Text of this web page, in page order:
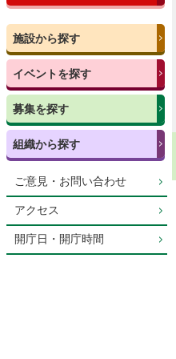
施設から探す
イベントを探す
募集を探す
組織から探す
ご意見・お問い合わせ
アクセス
開庁日・開庁時間